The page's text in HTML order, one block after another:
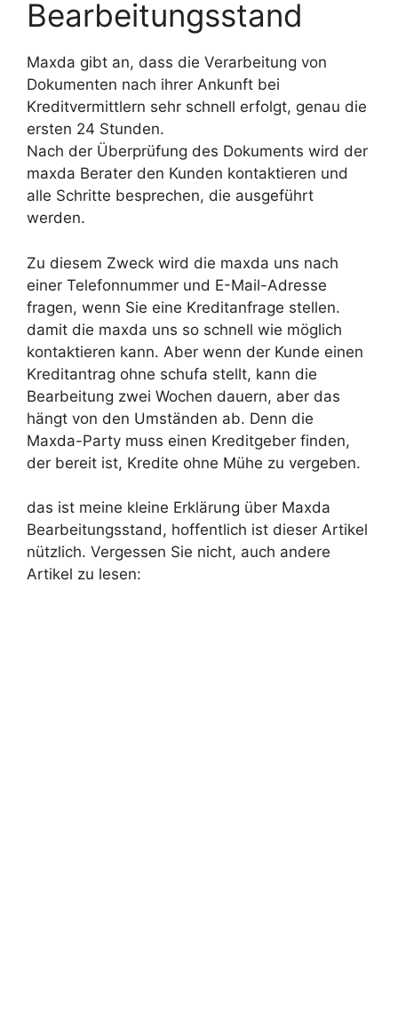
Bearbeitungsstand
Maxda gibt an, dass die Verarbeitung von
Dokumenten nach ihrer Ankunft bei
Kreditvermittlern sehr schnell erfolgt, genau die
ersten 24 Stunden.
Nach der Überprüfung des Dokuments wird der
maxda Berater den Kunden kontaktieren und
alle Schritte besprechen, die ausgeführt
werden.
Zu diesem Zweck wird die maxda uns nach
einer Telefonnummer und E-Mail-Adresse
fragen, wenn Sie eine Kreditanfrage stellen.
damit die maxda uns so schnell wie möglich
kontaktieren kann. Aber wenn der Kunde einen
Kreditantrag ohne schufa stellt, kann die
Bearbeitung zwei Wochen dauern, aber das
hängt von den Umständen ab. Denn die
Maxda-Party muss einen Kreditgeber finden,
der bereit ist, Kredite ohne Mühe zu vergeben.
das ist meine kleine Erklärung über Maxda
Bearbeitungsstand, hoffentlich ist dieser Artikel
nützlich. Vergessen Sie nicht, auch andere
Artikel zu lesen: